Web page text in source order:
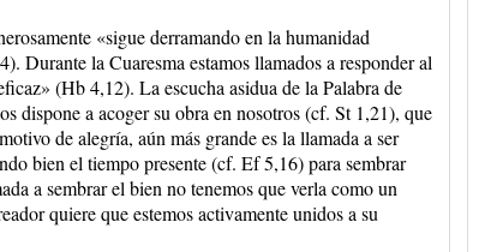
«sigue derramando en la humanidad
Durante la Cuaresma estamos llamados a responder al
(Hb 4,12). La escucha asidua de la Palabra de
dispone a acoger su obra en nosotros (cf. St 1,21), que
de alegría, aún más grande es la llamada a ser
bien el tiempo presente (cf. Ef 5,16) para sembrar
a sembrar el bien no tenemos que verla como un
quiere que estemos activamente unidos a su